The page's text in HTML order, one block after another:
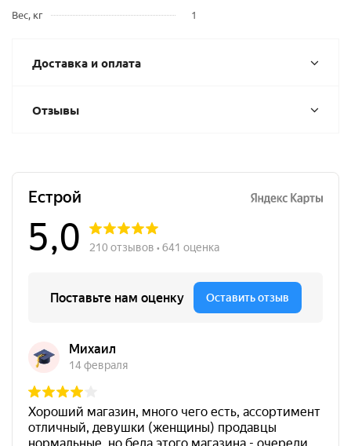
Вес, кг
1
Доставка и оплата
Отзывы